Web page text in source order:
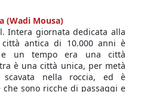
(Wadi Mousa)
Intera giornata dedicata alla
antica di 10.000 anni è
e un tempo era una città
è una città unica, per metà
nella roccia, ed è
sono ricche di passaggi e